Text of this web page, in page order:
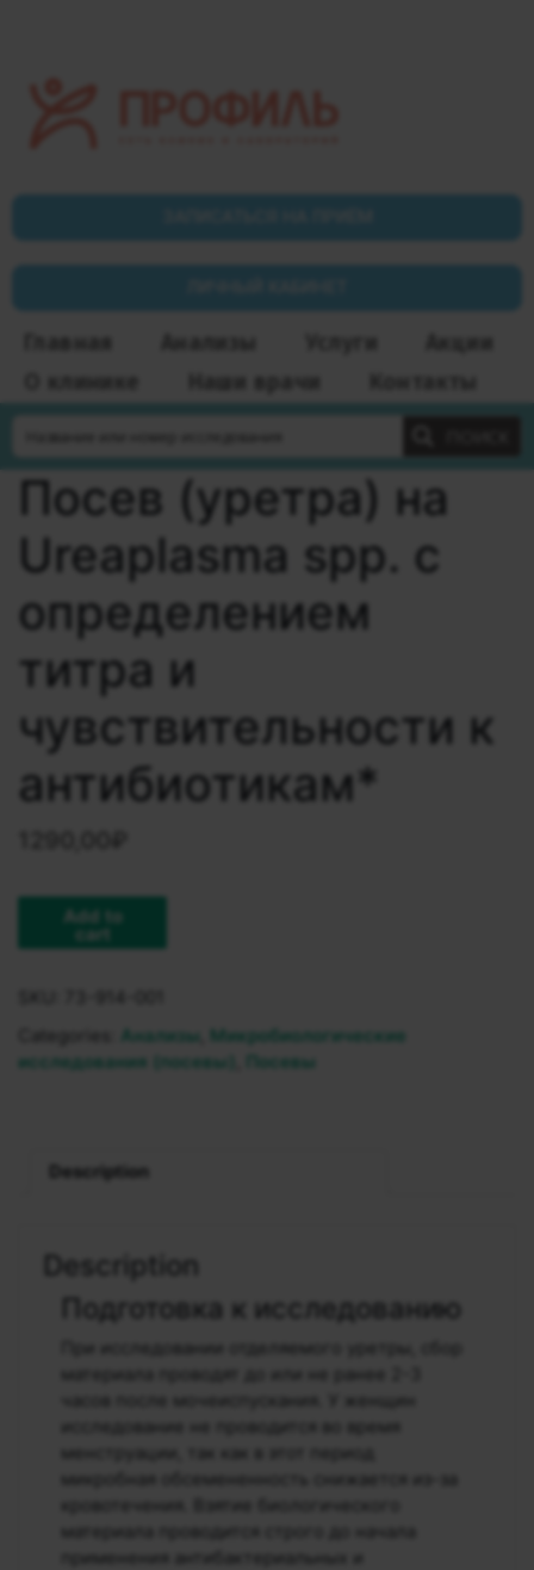
Главная Анализы Услуги
Акции
О клинике
Наши врачи Контакты
Посев (уретра) на
Ureaplasma spp. с
определением
титра и
чувствительности к
антибиотикам*
Add to
cart
Анализы Микробиологические
исследования (посевы)
Посевы
Description
Description
Подготовка к исследованию
При исследовании отделяемого уретры, сбор
материала проводят до или не ранее 2-3
часов после мочеиспускания. У женщин
исследование не проводится во время
менструации, так как в этот период
микробная обсемененность снижается из-за
применения антибактериальных и